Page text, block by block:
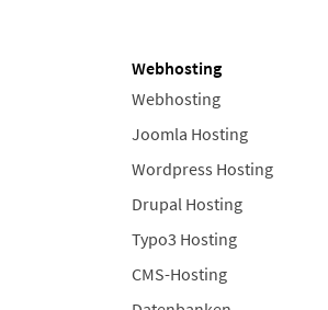
Webhosting
Webhosting
Joomla Hosting
Wordpress Hosting
Drupal Hosting
Typo3 Hosting
CMS-Hosting